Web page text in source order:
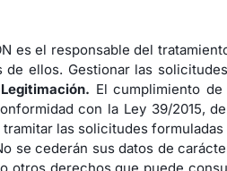
es el responsable del
ellos. Gestionar las
Legitimación. El cumplimiento
con la Ley 39/2015,
las solicitudes
se cederán sus datos de
otros derechos que puede